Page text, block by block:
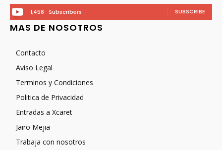
1,458 Subscribers SUBSCRIBE
MAS DE NOSOTROS
Contacto
Aviso Legal
Terminos y Condiciones
Politica de Privacidad
Entradas a Xcaret
Jairo Mejia
Trabaja con nosotros